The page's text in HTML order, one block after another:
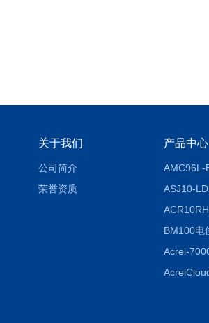
关于我们
公司简介
荣誉资质
产品中心